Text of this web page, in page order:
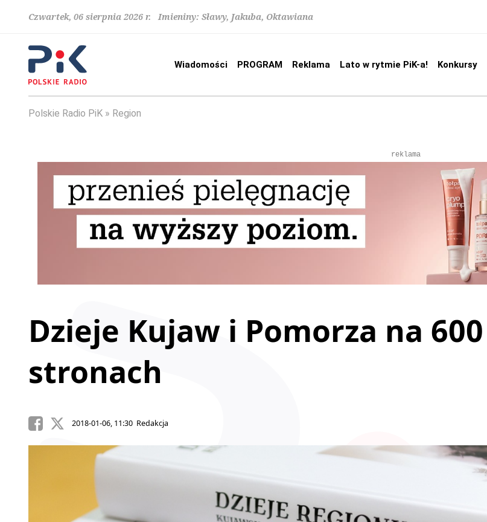
Czwartek, 06 sierpnia 2026 r. Imieniny: Sławy, Jakuba, Oktawiana
Wiadomości PROGRAM Reklama Lato w rytmie PiK-a! Konkursy
Polskie Radio PiK Region
reklama
Dzieje Kujaw i Pomorza na 600
stronach
2018-01-06, 11:30 Redakcja